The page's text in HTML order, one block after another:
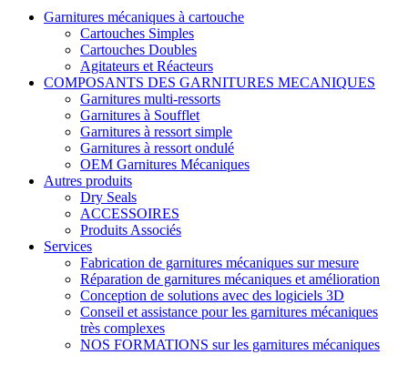
Garnitures mécaniques à cartouche
Cartouches Simples
Cartouches Doubles
Agitateurs et Réacteurs
COMPOSANTS DES GARNITURES MECANIQUES
Garnitures multi-ressorts
Garnitures à Soufflet
Garnitures à ressort simple
Garnitures à ressort ondulé
OEM Garnitures Mécaniques
Autres produits
Dry Seals
ACCESSOIRES
Produits Associés
Services
Fabrication de garnitures mécaniques sur mesure
Réparation de garnitures mécaniques et amélioration
Conception de solutions avec des logiciels 3D
Conseil et assistance pour les garnitures mécaniques
très complexes
NOS FORMATIONS sur les garnitures mécaniques